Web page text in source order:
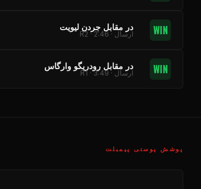
WIN در مقابل جردن لیویت
ارسال · R2 · 2:46
WIN در مقابل رودریگو وارگاس
ارسال · R1 · 3:49
پوشش پوستی پیمبلت